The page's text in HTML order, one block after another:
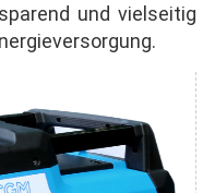
und vielseitig